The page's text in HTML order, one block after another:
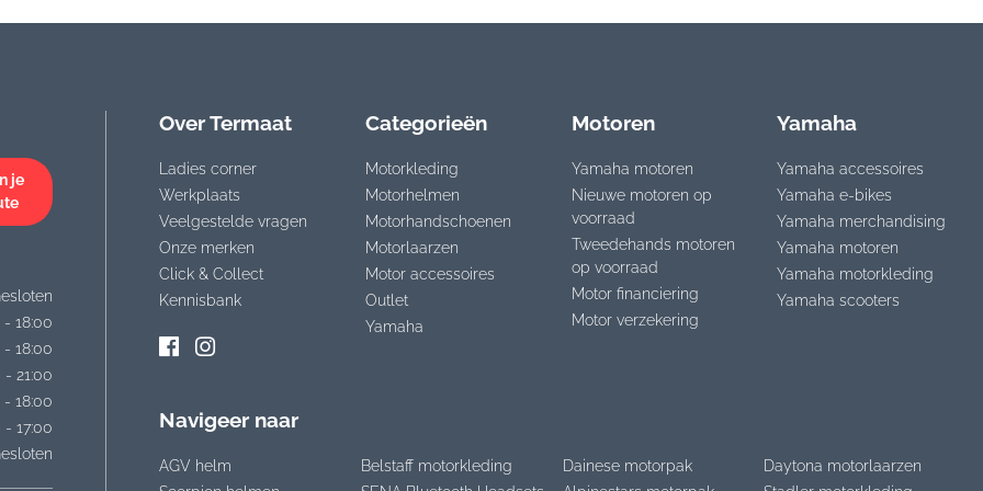
je
- 18:00
- 18:00
- 21:00
- 18:00
- 17:00
Over Termaat
Ladies corner
Werkplaats
Veelgestelde vragen
Onze merken
Click & Collect
Kennisbank
Categorieën
Motorkleding
Motorhelmen
Motorhandschoenen
Motorlaarzen
Motor accessoires
Outlet
Yamaha
Motoren
Yamaha motoren
Nieuwe motoren op
voorraad
Tweedehands motoren
op voorraad
Motor financiering
Motor verzekering
Yamaha
Yamaha accessoires
Yamaha e-bikes
Yamaha merchandising
Yamaha motoren
Yamaha motorkleding
Yamaha scooters
Navigeer naar
AGV helm
Belstaff motorkleding
Dainese motorpak
Daytona motorlaarzen